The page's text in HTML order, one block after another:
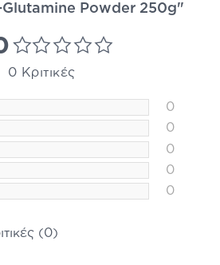
Powder 250g"
0 Κριτικές
0
0
0
0
0
(0)